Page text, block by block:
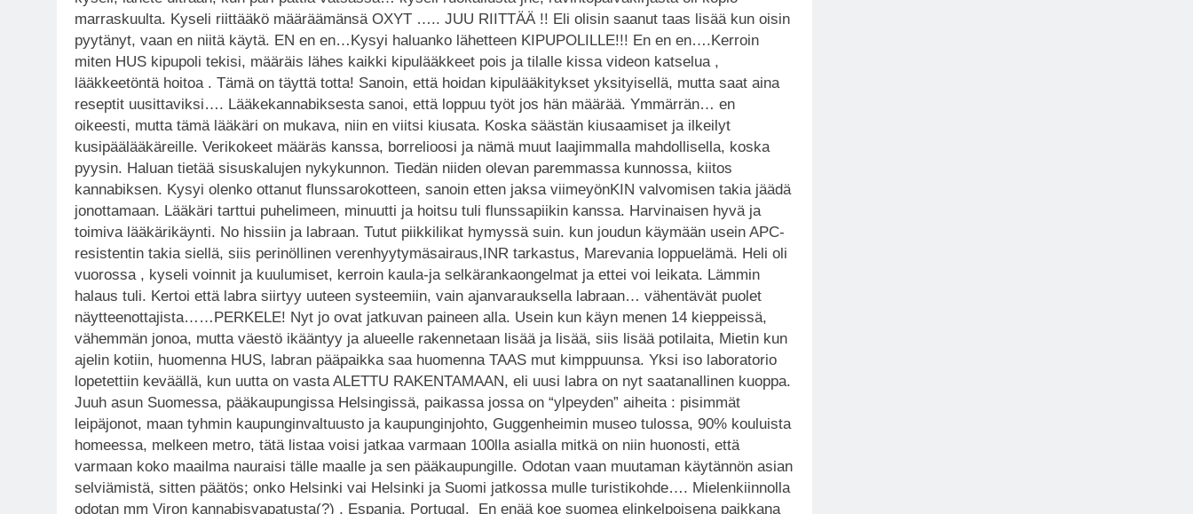
marraskuulta. Kyseli riittääkö määräämänsä OXYT ….. JUU RIITTÄÄ !! Eli olisin saanut taas lisää kun oisin
pyytänyt, vaan en niitä käytä. EN en en…Kysyi haluanko lähetteen KIPUPOLILLE!!! En en en….Kerroin
miten HUS kipupoli tekisi, määräis lähes kaikki kipulääkkeet pois ja tilalle kissa videon katselua ,
lääkkeetöntä hoitoa . Tämä on täyttä totta! Sanoin, että hoidan kipulääkitykset yksityisellä, mutta saat aina
reseptit uusittaviksi…. Lääkekannabiksesta sanoi, että loppuu työt jos hän määrää. Ymmärrän… en
oikeesti, mutta tämä lääkäri on mukava, niin en viitsi kiusata. Koska säästän kiusaamiset ja ilkeilyt
kusipäälääkäreille. Verikokeet määräs kanssa, borrelioosi ja nämä muut laajimmalla mahdollisella, koska
pyysin. Haluan tietää sisuskalujen nykykunnon. Tiedän niiden olevan paremmassa kunnossa, kiitos
kannabiksen. Kysyi olenko ottanut flunssarokotteen, sanoin etten jaksa viimeyönKIN valvomisen takia jäädä
jonottamaan. Lääkäri tarttui puhelimeen, minuutti ja hoitsu tuli flunssapiikin kanssa. Harvinaisen hyvä ja
toimiva lääkärikäynti. No hissiin ja labraan. Tutut piikkilikat hymyssä suin. kun joudun käymään usein APC-
resistentin takia siellä, siis perinöllinen verenhyytymäsairaus,INR tarkastus, Marevania loppuelämä. Heli oli
vuorossa , kyseli voinnit ja kuulumiset, kerroin kaula-ja selkärankaongelmat ja ettei voi leikata. Lämmin
halaus tuli. Kertoi että labra siirtyy uuteen systeemiin, vain ajanvarauksella labraan… vähentävät puolet
näytteenottajista……PERKELE! Nyt jo ovat jatkuvan paineen alla. Usein kun käyn menen 14 kieppeissä,
vähemmän jonoa, mutta väestö ikääntyy ja alueelle rakennetaan lisää ja lisää, siis lisää potilaita, Mietin kun
ajelin kotiin, huomenna HUS, labran pääpaikka saa huomenna TAAS mut kimppuunsa. Yksi iso laboratorio
lopetettiin keväällä, kun uutta on vasta ALETTU RAKENTAMAAN, eli uusi labra on nyt saatanallinen kuoppa.
Juuh asun Suomessa, pääkaupungissa Helsingissä, paikassa jossa on “ylpeyden” aiheita : pisimmät
leipäjonot, maan tyhmin kaupunginvaltuusto ja kaupunginjohto, Guggenheimin museo tulossa, 90% kouluista
homeessa, melkeen metro, tätä listaa voisi jatkaa varmaan 100lla asialla mitkä on niin huonosti, että
varmaan koko maailma nauraisi tälle maalle ja sen pääkaupungille. Odotan vaan muutaman käytännön asian
selviämistä, sitten päätös; onko Helsinki vai Helsinki ja Suomi jatkossa mulle turistikohde…. Mielenkiinnolla
odotan mm Viron kannabisvapatusta(?) , Espanja, Portugal. En enää koe suomea elinkelpoisena paikkana